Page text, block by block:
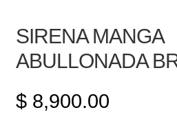
SIRENA MANGA
ABULLONADA
$8,900.00